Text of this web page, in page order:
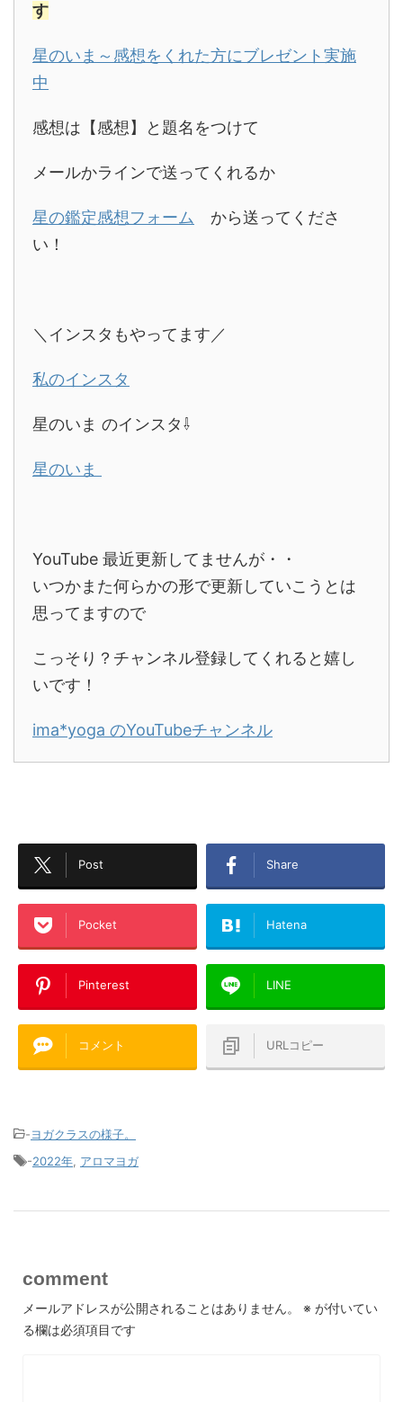
す
星のいま～感想をくれた方にブレゼント実施
中
感想は【感想】と題名をつけて
メールかラインで送ってくれるか
星の鑑定感想フォーム から送ってくださ
い！
＼インスタもやってます／
私のインスタ
星のいま のインスタ⇩
星のいま
YouTube 最近更新してませんが・・
いつかまた何らかの形で更新していこうとは
思ってますので
こっそり？チャンネル登録してくれると嬉し
いです！
ima*yoga のYouTubeチャンネル
Post Share
Pocket Hatena
Pinterest LINE
コメント URLコピー
-ヨガクラスの様子。
-2022年 アロマヨガ
comment
メールアドレスが公開されることはありません。 ※ が付いてい
る欄は必須項目です